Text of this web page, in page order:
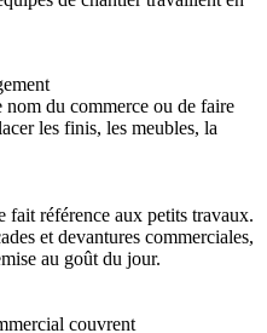
du commerce ou de faire
les finis, les meubles, la
fait référence aux petits travaux.
et devantures commerciales,
au goût du jour.
couvrent